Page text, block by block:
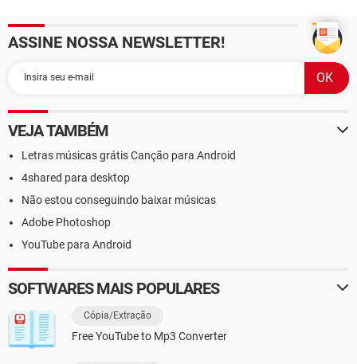
ASSINE NOSSA NEWSLETTER!
VEJA TAMBÉM
Letras músicas grátis Canção para Android
4shared para desktop
Não estou conseguindo baixar músicas
Adobe Photoshop
YouTube para Android
SOFTWARES MAIS POPULARES
Cópia/Extração
Free YouTube to Mp3 Converter